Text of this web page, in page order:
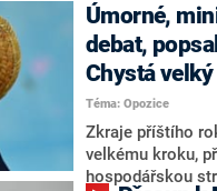
Úmorné,
debat,
Chystá
Téma: Opozice
Zkraje příštího
velkému kroku,
hospodářskou